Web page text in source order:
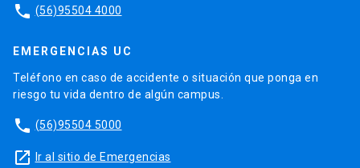
phone (56)95504 4000
EMERGENCIAS UC
Teléfono en caso de accidente o situación que ponga en
riesgo tu vida dentro de algún campus.
phone (56)95504 5000
launch Ir al sitio de Emergencias